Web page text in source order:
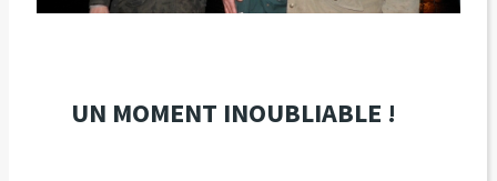
UN MOMENT INOUBLIABLE !